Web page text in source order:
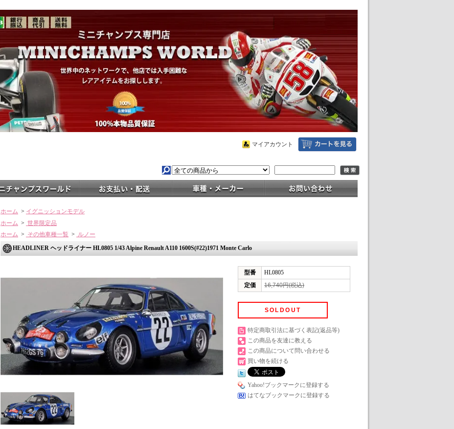
マイアカウント
ホーム > イグニッションモデル
ホーム > 世界限定品
ホーム > その他車種一覧 > ルノー
HEADLINER ヘッドライナー HL0805 1/43 Alpine Renault A110 1600S(#22)1971 Monte Carlo
型番
HL0805
定価
16,740円(税込)
SOLDOUT
特定商取引法に基づく表記(返品等)
この商品を友達に教える
この商品について問い合わせる
買い物を続ける
Yahoo!ブックマークに登録する
はてなブックマークに登録する